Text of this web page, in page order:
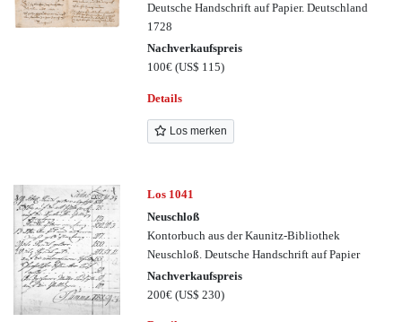
Deutsche Handschrift auf Papier. Deutschland
1728
Nachverkaufspreis
100€(US$ 115)
Details
Los merken
Los 1041
Neuschloß
Kontorbuch aus der Kaunitz-Bibliothek
Neuschloß. Deutsche Handschrift auf Papier
Nachverkaufspreis
200€(US$ 230)